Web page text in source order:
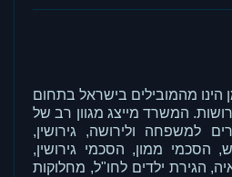
הינו מהמובילים בישראל בתחום
המשרד מייצג מגוון רב של
למשפחה ולירושה, גירושין,
הסכמי ממון, הסכמי גירושין,
הגירת ילדים לחו"ל, מחלוקות